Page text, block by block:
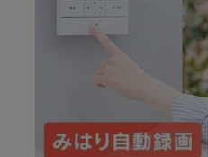
※ご確認ください